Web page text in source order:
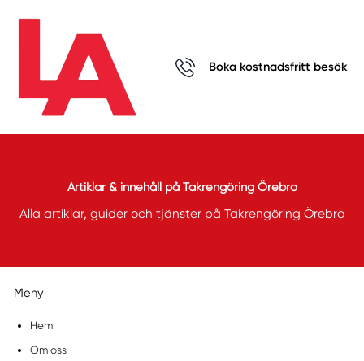
Boka kostnadsfritt besök
Artiklar & innehåll på Takrengöring Örebro
Alla artiklar, guider och tjänster på Takrengöring Örebro
Meny
Hem
Om oss